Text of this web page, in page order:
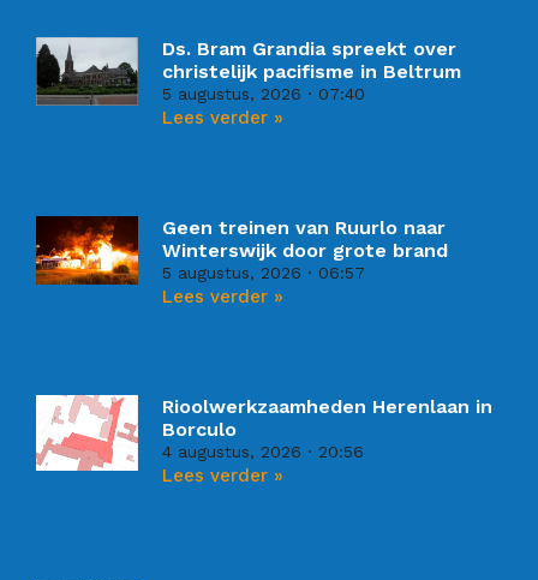
Ds. Bram Grandia spreekt over
christelijk pacifisme in Beltrum
5 augustus, 2026 07:40
Lees verder »
Geen treinen van Ruurlo naar
Winterswijk door grote brand
5 augustus, 2026 06:57
Lees verder »
Rioolwerkzaamheden Herenlaan in
Borculo
4 augustus, 2026 20:56
Lees verder »